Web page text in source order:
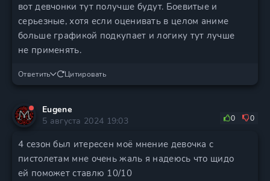
вот девчонки тут получше будут. Боевитые и
серьезные, хотя если оценивать в целом аниме
больше графикой подкупает и логику тут лучше
не применять.
Ответить Цитировать
Eugene
5 августа 2024 19:03
0 0
4 сезон был итересен моё мнение девочка с
пистолетам мне очень жаль я надеюсь что щидо
ей поможет ставлю 10/10